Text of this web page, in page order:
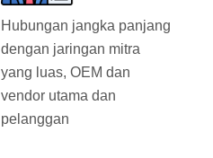
Hubungan jangka panjang
dengan jaringan mitra
yang luas, OEM dan
vendor utama dan
pelanggan